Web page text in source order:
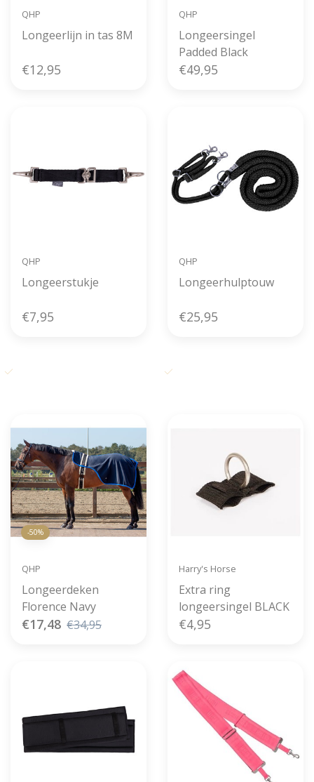
QHP
Longeerlijn in tas 8M
€12,95
QHP
Longeersingel
Padded Black
€49,95
QHP
Longeerstukje
€7,95
QHP
Longeerhulptouw
€25,95
-50%
QHP
Longeerdeken
Florence Navy
€17,48 €34,95
Harry's Horse
Extra ring
longeersingel BLACK
€4,95